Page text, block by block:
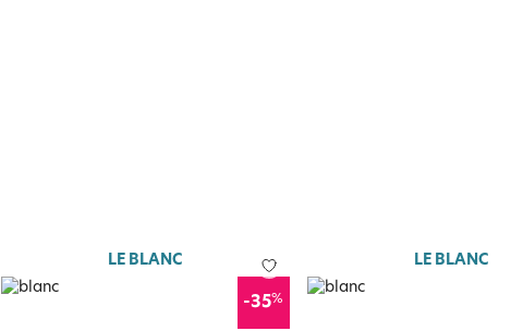
LE BLANC
-35%
LE BLANC